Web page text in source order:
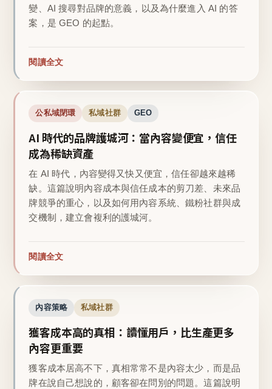
變、AI 搜尋對品牌的意義，以及為什麼進入 AI 的答
案，是 GEO 的起點。
閱讀全文
公私域閉環 私域社群 GEO
AI 時代的品牌護城河：當內容變便宜，信任
成為稀缺資產
在 AI 時代，內容變得又快又便宜，信任卻越來越稀
缺。這篇說明內容成本與信任成本的剪刀差、未來品
牌競爭的重心，以及如何用內容系統、鐵粉社群與成
交機制，建立會複利的護城河。
閱讀全文
內容策略 私域社群
獲客成本高的真相：讀懂用戶，比生產更多
內容更重要
獲客成本居高不下，真相常常不是內容太少，而是品
牌在說自己想說的，顧客卻在問別的問題。這篇說明